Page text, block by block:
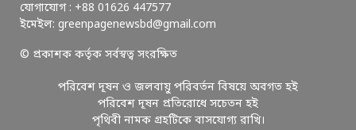
যোগাযোগ : +88 01626 447577
ইমেইল: greenpagenewsbd@gmail.com
© প্রকাশক কর্তৃক সর্বস্বত্ব সংরক্ষিত
পরিবেশ দূষন ও জলবায়ু পরিবর্তন বিষয়ে অবগত হই
পরিবেশ দূষন প্রতিরোধে সচেতন হই
পৃথিবী নামক গ্রহটিকে বাসযোগ্য রাখি।